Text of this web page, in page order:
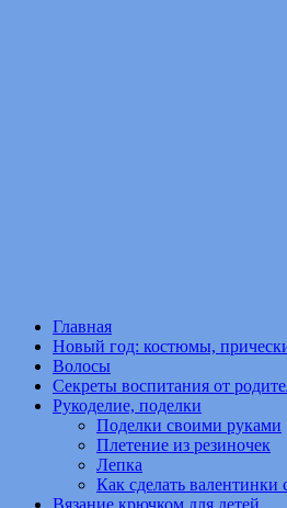
Главная
Новый год: костюмы,
Волосы
Секреты воспитания от
Рукоделие, поделки
Поделки своими руками
Плетение из резиночек
Лепка
Как сделать